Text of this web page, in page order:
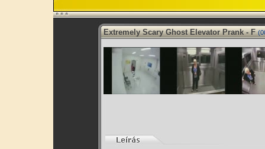
Extremely Scary Ghost Elevator Prank - F